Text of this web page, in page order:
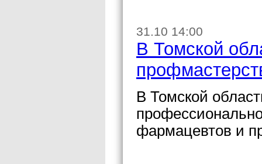
31.10 14:00
В Томской
В Томской
фармацевтов и